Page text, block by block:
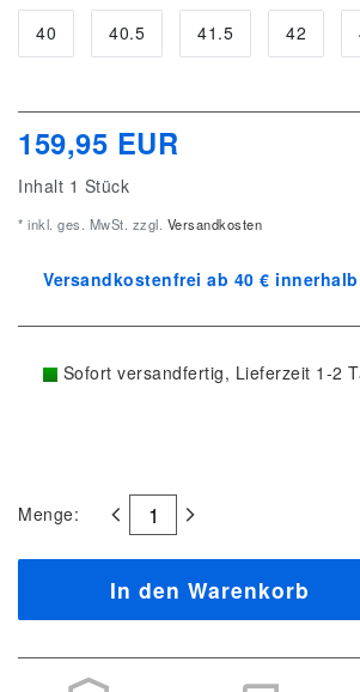
40 40.5 41.5 42
159,95 EUR
Inhalt 1 Stück
* inkl. ges. MwSt. zzgl. Versandkosten
Versandkostenfrei ab 40 €
Sofort versandfertig, Lieferzeit 1-2
Menge:
In den Warenkorb